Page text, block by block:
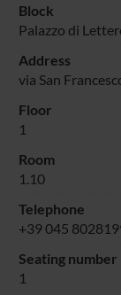
Block
Palazzo di
Address
via San
Floor
1
Room
1.10
Telephone
+39 045
Seating number
1